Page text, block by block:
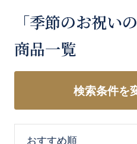
「季節のお祝い
商品一覧
検索条件を